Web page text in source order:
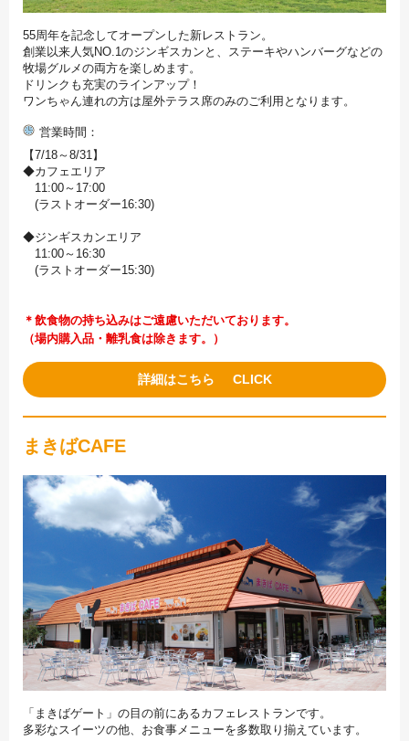
55周年を記念してオープンした新レストラン。
創業以来人気NO.1のジンギスカンと、ステーキやハンバーグなどの
牧場グルメの両方を楽しめます。
ドリンクも充実のラインアップ！
ワンちゃん連れの方は屋外テラス席のみのご利用となります。
営業時間
【7/18～8/31】
◆カフェエリア
11:00～17:00
(ラストオーダー16:30)
◆ジンギスカンエリア
11:00～16:30
(ラストオーダー15:30)
＊飲食物の持ち込みはご遠慮いただいております。
（場内購入品・離乳食は除きます。）
詳細はこちら
まきばCAFE
「まきばゲート」の目の前にあるカフェレストランです。
多彩なスイーツの他、お食事メニューを多数取り揃えています。